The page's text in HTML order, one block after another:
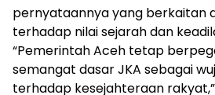
pernyataannya yang berkaitan
terhadap nilai sejarah dan
“Pemerintah Aceh tetap
semangat dasar JKA sebagai
terhadap kesejahteraan